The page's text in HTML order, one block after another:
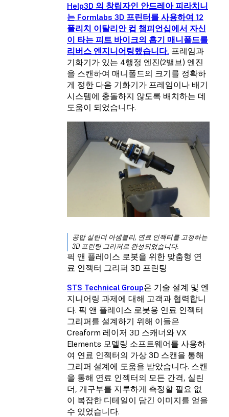
Help3D 의 창립자인 안드레아 피라치니
는 Formlabs 3D 프린터를 사용하여 12
폴리치 이탈리안 컵 챔피언십에서 자신
이 타는 피트 바이크의 흡기 매니폴드를
리버스 엔지니어링했습니다. 프레임과
기화기가 있는 4행정 엔진(2밸브) 엔진
을 스캔하여 매니폴드의 크기를 정확하
게 정한 다음 기화기가 프레임이나 배기
시스템에 충돌하지 않도록 배치하는 데
도움이 되었습니다.
공압 실린더 어셈블리, 연료 인젝터를 고정하는
3D 프린팅 그리퍼로 완성되었습니다.
픽 앤 플레이스 로봇을 위한 맞춤형 연
료 인젝터 그리퍼 3D 프린팅
STS Technical Group은 기술 설계 및 엔
지니어링 과제에 대해 고객과 협력합니
다. 픽 앤 플레이스 로봇용 연료 인젝터
그리퍼를 설계하기 위해 이들은
Creaform 레이저 3D 스캐너와 VX
Elements 모델링 소프트웨어를 사용하
여 연료 인젝터의 가상 3D 스캔을 통해
그리퍼 설계에 도움을 받았습니다. 스캔
을 통해 연료 인젝터의 모든 간격, 실린
더, 개구부를 지루하게 측정할 필요 없
이 복잡한 디테일이 담긴 이미지를 얻을
수 있었습니다.